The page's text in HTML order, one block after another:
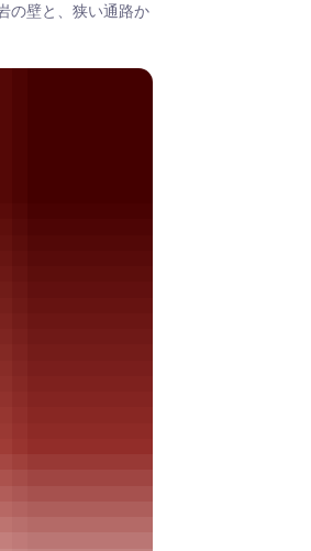
の壁と、狭い通路か